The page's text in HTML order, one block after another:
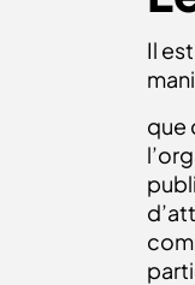
Il
que